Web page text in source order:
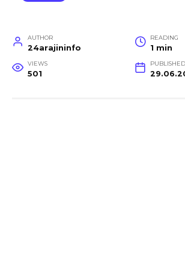
AUTHOR
24arajininfo
READING
1 min
VIEWS
501